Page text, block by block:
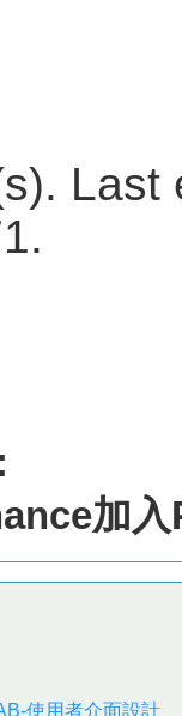
Last
加
使用者介面設計